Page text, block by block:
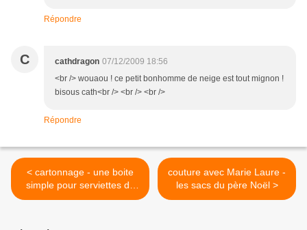
Répondre
C cathdragon 07/12/2009 18:56
<br /> wouaou ! ce petit bonhomme de neige est tout mignon !
bisous cath<br /> <br /> <br />
Répondre
< cartonnage - une boite
simple pour serviettes de
table
couture avec Marie Laure -
les sacs du père Noël >